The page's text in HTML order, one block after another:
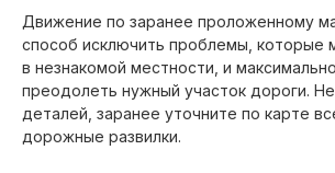
Движение по заранее проложенному
способ исключить проблемы, которые
в незнакомой местности, и
преодолеть нужный участок дороги. Не
деталей, заранее уточните по карте
дорожные развилки.